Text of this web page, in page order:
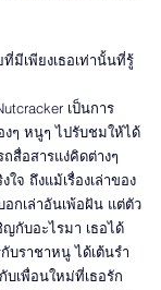
มีเพียงเธอเท่านั้นที่รู้
เป็นการ
งๆ หนูๆ ไปรับชมให้ได้
สื่อสารแง่คิดต่างๆ
ใจ ถึงแม้เรื่องเล่าของ
อกเล่าอันเพ้อฝัน แต่ตัว
กับอะไรมา เธอได้
บราชาหนู ได้เต้นรำ
บเพื่อนใหม่ที่เธอรัก